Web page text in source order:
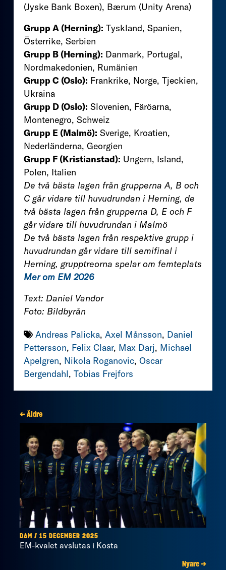
(Jyske Bank Boxen), Bærum (Unity Arena)
Grupp A (Herning): Tyskland, Spanien,
Österrike, Serbien
Grupp B (Herning): Danmark, Portugal,
Nordmakedonien, Rumänien
Grupp C (Oslo): Frankrike, Norge, Tjeckien,
Ukraina
Grupp D (Oslo): Slovenien, Färöarna,
Montenegro, Schweiz
Grupp E (Malmö): Sverige, Kroatien,
Nederländerna, Georgien
Grupp F (Kristianstad): Ungern, Island,
Polen, Italien
De två bästa lagen från grupperna A, B och
C går vidare till huvudrundan i Herning, de
två bästa lagen från grupperna D, E och F
går vidare till huvudrundan i Malmö
De två bästa lagen från respektive grupp i
huvudrundan går vidare till semifinal i
Herning, grupptreorna spelar om femteplats
Mer om EM 2026
Text: Daniel Vandor
Foto: Bildbyrån
Andreas Palicka, Axel Månsson, Daniel
Pettersson, Felix Claar, Max Darj, Michael
Apelgren, Nikola Roganovic, Oscar
Bergendahl, Tobias Frejfors
← Äldre
DAM / 15 DECEMBER 2025
EM-kvalet avslutas i Kosta
Nyare →